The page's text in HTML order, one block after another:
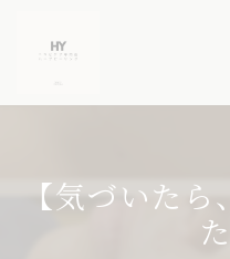
【気づいた